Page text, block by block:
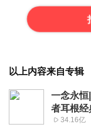
以上内容来自专辑
一念永
者耳根经
34.16亿